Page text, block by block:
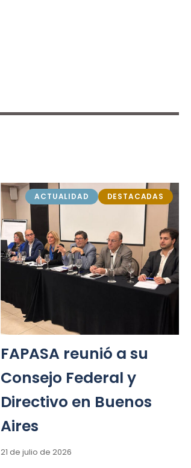
ACTUALIDAD DESTACADAS
FAPASA reunió a su
Consejo Federal y
Directivo en Buenos
Aires
21 de julio de 2026